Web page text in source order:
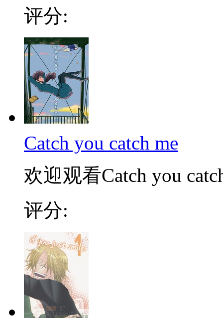
评分:
Catch you catch me
欢迎观看Catch you
评分: